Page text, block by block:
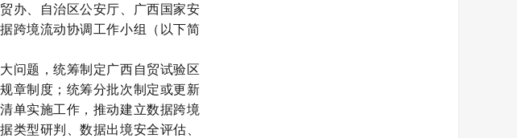
办、自治区公安厅、广西国家安
跨境流动协调工作小组（以下简
问题，统筹制定广西自贸试验区
章制度；统筹分批次制定或更新
单实施工作，推动建立数据跨境
类型研判、数据出境安全评估、